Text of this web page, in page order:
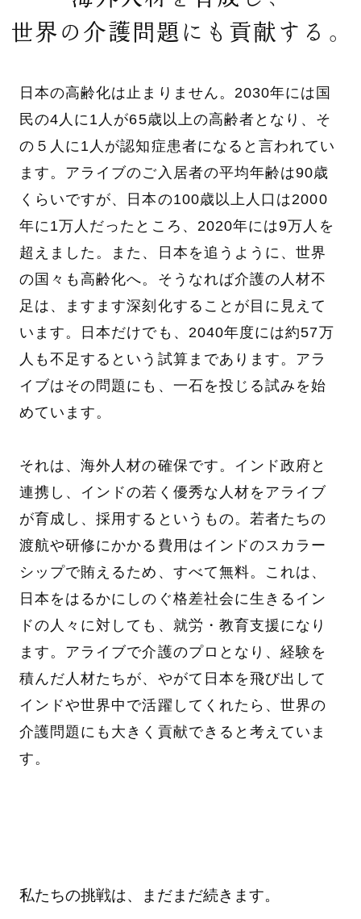
世界の介護問題にも貢献する。
日本の高齢化は止まりません。2030年には国
民の4人に1人が65歳以上の高齢者となり、そ
の５人に1人が認知症患者になると言われてい
ます。アライブのご入居者の平均年齢は90歳
くらいですが、日本の100歳以上人口は2000
年に1万人だったところ、2020年には9万人を
超えました。また、日本を追うように、世界
の国々も高齢化へ。そうなれば介護の人材不
足は、ますます深刻化することが目に見えて
います。日本だけでも、2040年度には約57万
人も不足するという試算まであります。アラ
イブはその問題にも、一石を投じる試みを始
めています。
それは、海外人材の確保です。インド政府と
連携し、インドの若く優秀な人材をアライブ
が育成し、採用するというもの。若者たちの
渡航や研修にかかる費用はインドのスカラー
シップで賄えるため、すべて無料。これは、
日本をはるかにしのぐ格差社会に生きるイン
ドの人々に対しても、就労・教育支援になり
ます。アライブで介護のプロとなり、経験を
積んだ人材たちが、やがて日本を飛び出して
インドや世界中で活躍してくれたら、世界の
介護問題にも大きく貢献できると考えていま
す。
私たちの挑戦は、まだまだ続きます。